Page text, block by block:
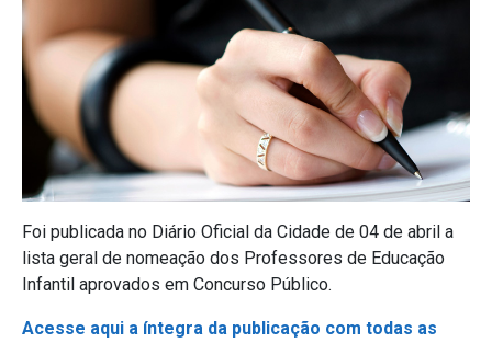
Foi publicada no Diário Oficial da Cidade de 04 de abril a
lista geral de nomeação dos Professores de Educação
Infantil aprovados em Concurso Público.
Acesse aqui a íntegra da publicação com todas as